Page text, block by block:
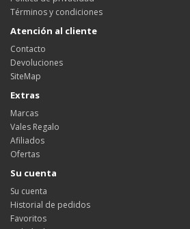
Términos y condiciones
Atención al cliente
Contacto
Devoluciones
SiteMap
Extras
Marcas
Vales Regalo
Afiliados
Ofertas
Su cuenta
Su cuenta
Historial de pedidos
Favoritos